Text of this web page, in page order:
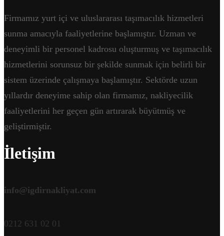
Firmamız yurt içi ve uluslararası taşımacılık hizmetleri
sunma amacıyla faaliyetlerine başlamıştır. Uzman ve
deneyimli bir personel kadrosu oluşturmuş ve taşımacılık
hizmetlerini sorunsuz bir şekilde sunmak için belirli bir
sistem üzerinde çalışmaya başlamıştır. Sektörde uzun
yıllardır deneyime sahip olan firmamız, nakliyecilik
faaliyetlerini her geçen gün artırarak büyütmüş ve
geliştirmiştir.
İletişim
info@igdirnakliyat.com
0212 631 02 01